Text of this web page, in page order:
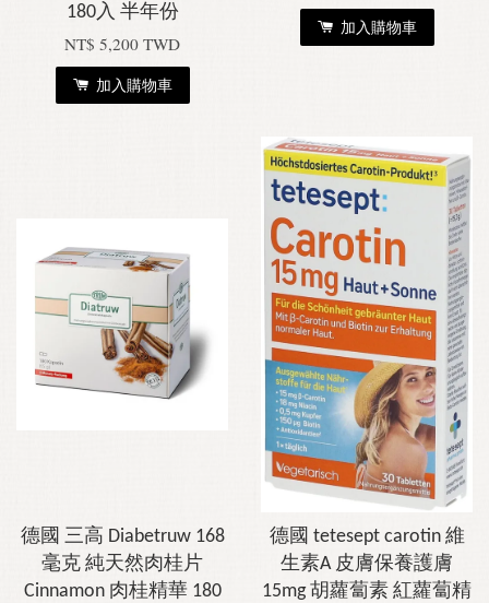
180入 半年份
NT$ 5,200 TWD
加入購物車
加入購物車
德國 三高 Diabetruw 168
毫克 純天然肉桂片
Cinnamon 肉桂精華 180
德國 tetesept carotin 維
生素A 皮膚保養護膚
15mg 胡蘿蔔素 紅蘿蔔精